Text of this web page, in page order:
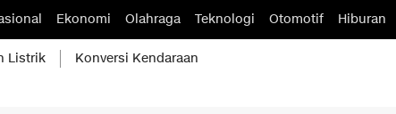
Ekonomi Olahraga Teknologi Otomotif Hiburan
Listrik Konversi Kendaraan